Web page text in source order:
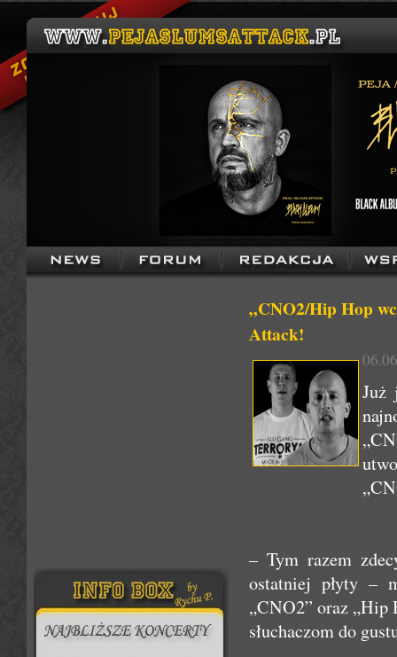
„CNO2/Hip Hop
Attack!
Już
– Tym razem
ostatniej płyty –
„CNO2” oraz „Hip
słuchaczom do